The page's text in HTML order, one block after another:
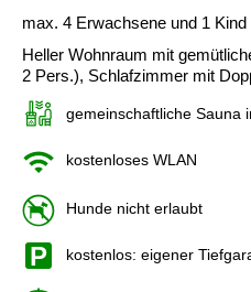
max. 4 Erwachsene und 1
Heller Wohnraum mit
2 Pers.), Schlafzimmer mit
gemeinschaftliche Sauna
kostenloses WLAN
Hunde nicht erlaubt
kostenlos: eigener